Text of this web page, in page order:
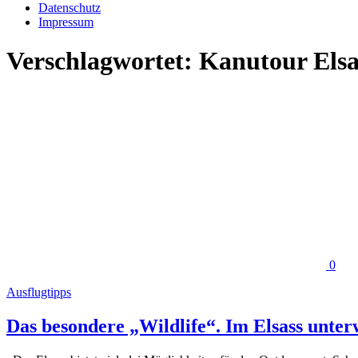
Datenschutz
Impressum
Verschlagwortet: Kanutour
0
Ausflugtipps
Das besondere „Wildlife“. Im Elsass